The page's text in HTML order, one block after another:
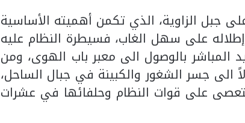
جبل الزاوية، الذي تكمن أهميته الأساسية
على سهل الغاب، فسيطرة النظام عليه
الطريق (إم-4) والتهديد المباشر بالوصول الى معبر باب الهوى، ومن
جسر الشغور والكبينة في جبال الساحل،
على قوات النظام وحلفائها في عشرات